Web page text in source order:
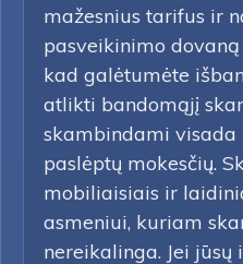
mažesnius tarifus ir
pasveikinimo
kad galėtumėte
atlikti bandomąjį
skambindami visada
paslėptų mokesčių.
mobiliaisiais ir
asmeniui, kuriam
nereikalinga. Jei jūsų